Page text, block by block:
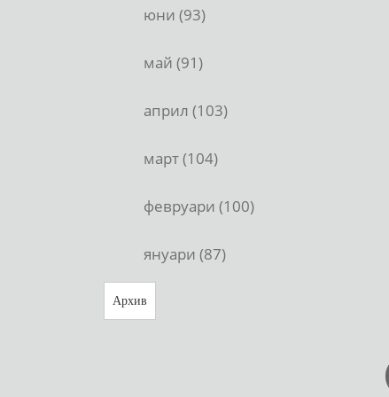
юни (93)
май (91)
април (103)
март (104)
февруари (100)
януари (87)
Архив